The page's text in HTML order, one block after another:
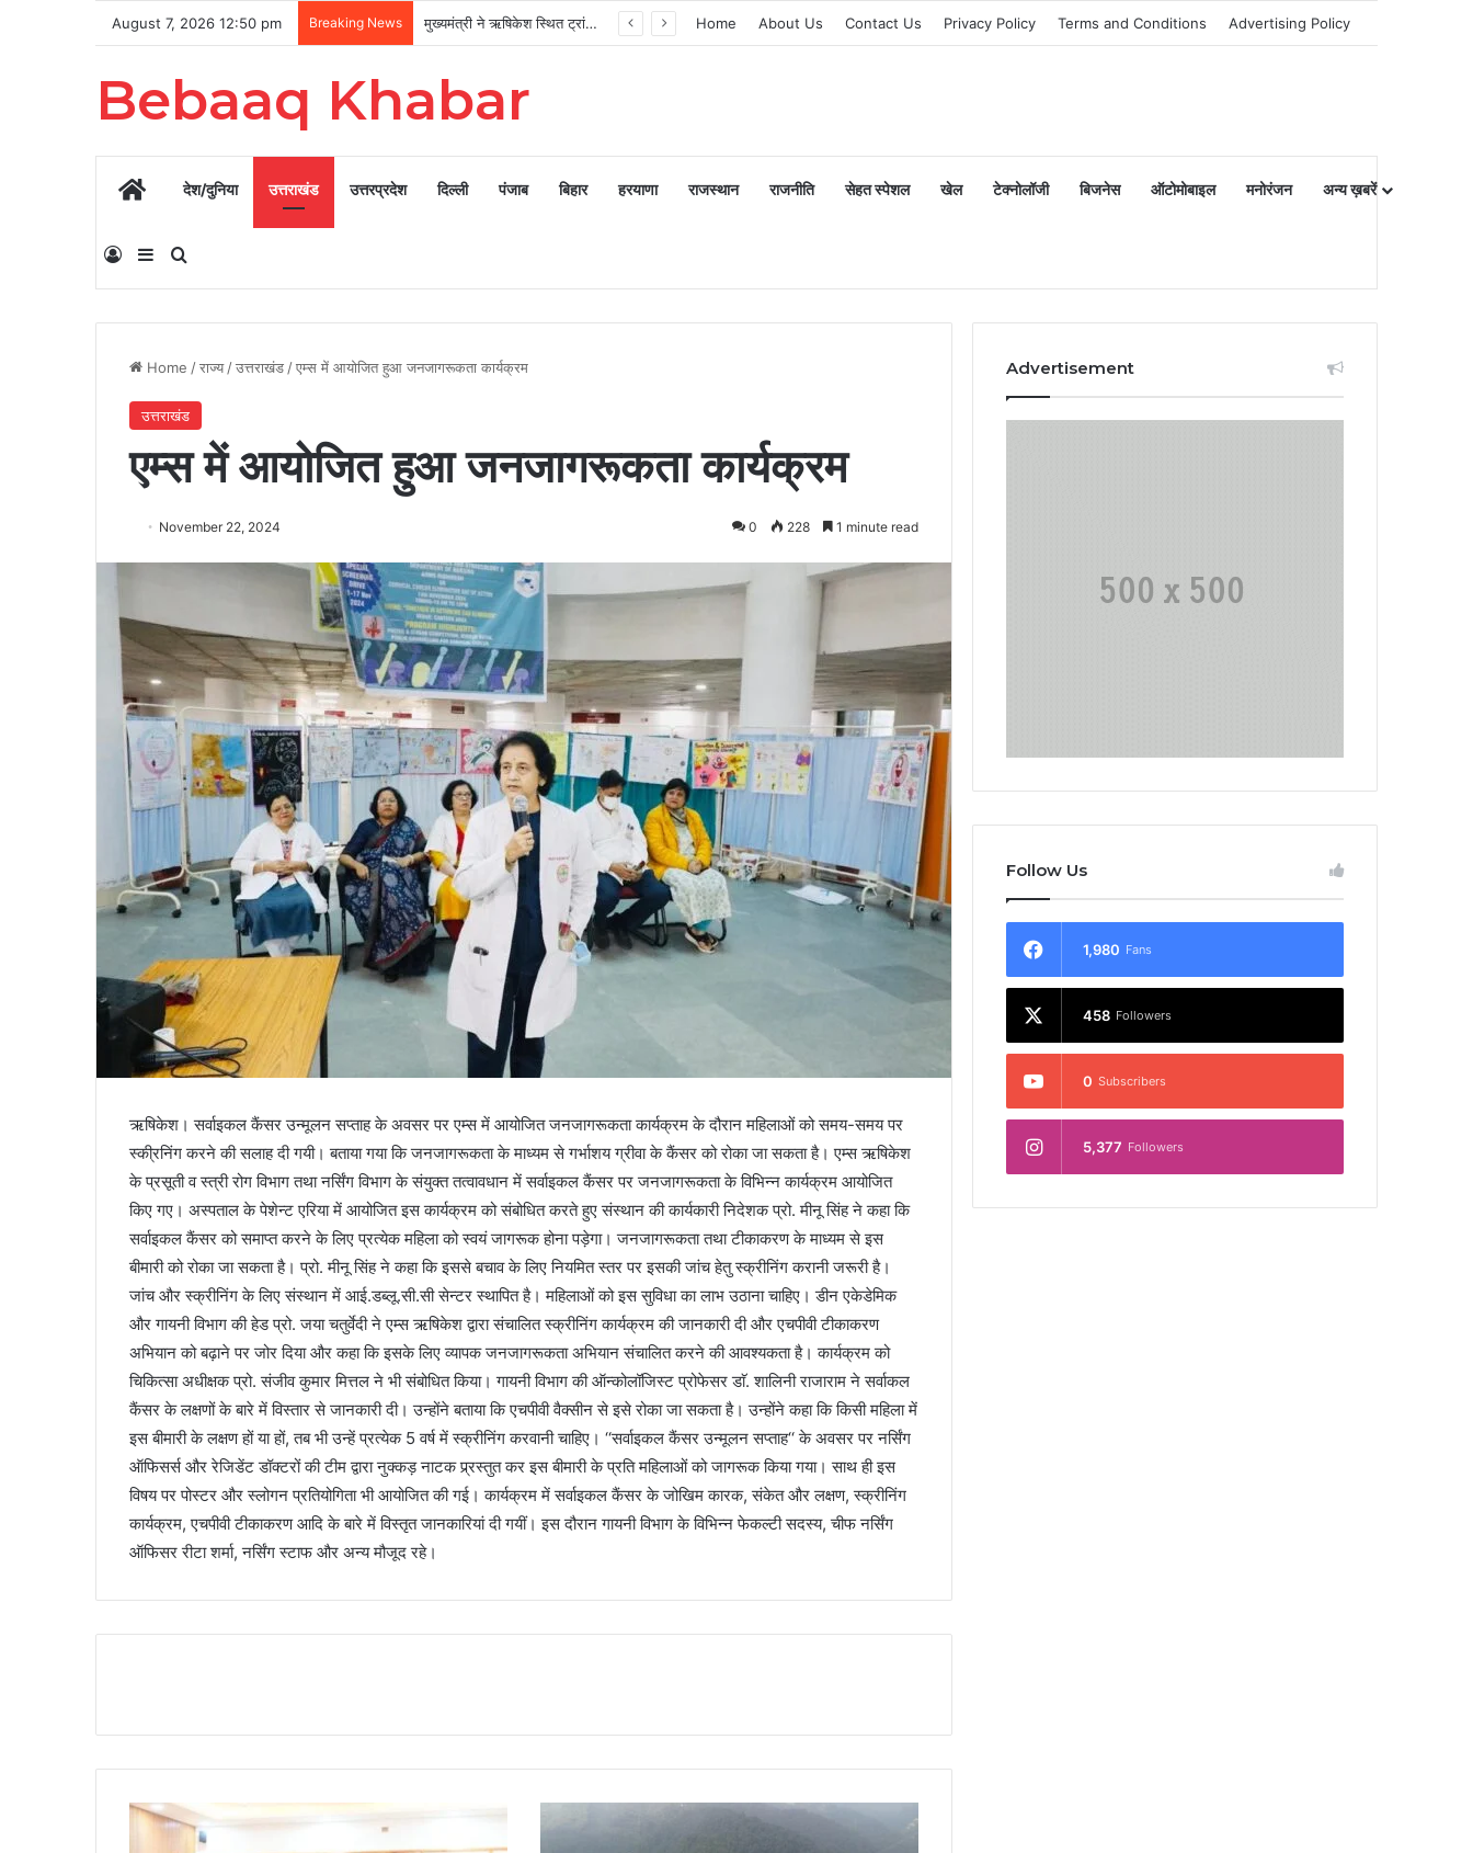
August 7, 2026 12:50 pm Breaking News मुख्यमंत्री ने ऋषिकेश स्थित ट्रांजिट कैंप का किया औचक निरीक्षण Home About Us Contact Us Privacy Policy Terms and Conditions Advertising Policy
Bebaaq Khabar
Homeदेश/दुनिया उत्तराखंड उत्तरप्रदेश दिल्ली पंजाब बिहार हरयाणा राजस्थान राजनीति सेहत स्पेशल खेल टेक्नोलॉजी बिजनेस ऑटोमोबाइल मनोरंजन अन्य ख़बरें
Log InSidebarSearch for
Home /राज्य /उत्तराखंड /एम्स में आयोजित हुआ जनजागरूकता कार्यक्रम
उत्तराखंड
एम्स में आयोजित हुआ जनजागरूकता कार्यक्रम
November 22, 2024 0 228 1 minute read
ऋषिकेश। सर्वाइकल कैंसर उन्मूलन सप्ताह के अवसर पर एम्स में आयोजित जनजागरूकता कार्यक्रम के दौरान महिलाओं को समय-समय पर
स्की्रनिंग करने की सलाह दी गयी। बताया गया कि जनजागरूकता के माध्यम से गर्भाशय ग्रीवा के कैंसर को रोका जा सकता है। एम्स ऋषिकेश
के प्रसूती व स्त्री रोग विभाग तथा नर्सिंग विभाग के संयुक्त तत्वावधान में सर्वाइकल कैंसर पर जनजागरूकता के विभिन्न कार्यक्रम आयोजित
किए गए। अस्पताल के पेशेन्ट एरिया में आयोजित इस कार्यक्रम को संबोधित करते हुए संस्थान की कार्यकारी निदेशक प्रो. मीनू सिंह ने कहा कि
सर्वाइकल कैंसर को समाप्त करने के लिए प्रत्येक महिला को स्वयं जागरूक होना पड़ेगा। जनजागरूकता तथा टीकाकरण के माध्यम से इस
बीमारी को रोका जा सकता है। प्रो. मीनू सिंह ने कहा कि इससे बचाव के लिए नियमित स्तर पर इसकी जांच हेतु स्क्रीनिंग करानी जरूरी है।
जांच और स्क्रीनिंग के लिए संस्थान में आई.डब्लू.सी.सी सेन्टर स्थापित है। महिलाओं को इस सुविधा का लाभ उठाना चाहिए। डीन एकेडेमिक
और गायनी विभाग की हेड प्रो. जया चतुर्वेदी ने एम्स ऋषिकेश द्वारा संचालित स्क्रीनिंग कार्यक्रम की जानकारी दी और एचपीवी टीकाकरण
अभियान को बढ़ाने पर जोर दिया और कहा कि इसके लिए व्यापक जनजागरूकता अभियान संचालित करने की आवश्यकता है। कार्यक्रम को
चिकित्सा अधीक्षक प्रो. संजीव कुमार मित्तल ने भी संबोधित किया। गायनी विभाग की ऑन्कोलॉजिस्ट प्रोफेसर डाॅ. शालिनी राजाराम ने सर्वाकल
कैंसर के लक्षणों के बारे में विस्तार से जानकारी दी। उन्होंने बताया कि एचपीवी वैक्सीन से इसे रोका जा सकता है। उन्होंने कहा कि किसी महिला में
इस बीमारी के लक्षण हों या हों, तब भी उन्हें प्रत्येक 5 वर्ष में स्क्रीनिंग करवानी चाहिए। ‘‘सर्वाइकल कैंसर उन्मूलन सप्ताह‘‘ के अवसर पर नर्सिंग
ऑफिसर्स और रेजिडेंट डॉक्टरों की टीम द्वारा नुक्कड़ नाटक प्र्रस्तुत कर इस बीमारी के प्रति महिलाओं को जागरूक किया गया। साथ ही इस
विषय पर पोस्टर और स्लोगन प्रतियोगिता भी आयोजित की गई। कार्यक्रम में सर्वाइकल कैंसर के जोखिम कारक, संकेत और लक्षण, स्क्रीनिंग
कार्यक्रम, एचपीवी टीकाकरण आदि के बारे में विस्तृत जानकारियां दी गयीं। इस दौरान गायनी विभाग के विभिन्न फेकल्टी सदस्य, चीफ नर्सिंग
ऑफिसर रीटा शर्मा, नर्सिंग स्टाफ और अन्य मौजूद रहे।
Advertisement
Follow Us
1,980 Fans
458 Followers
0 Subscribers
5,377 Followers